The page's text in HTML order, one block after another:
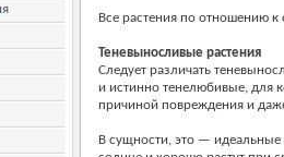
Все растения по отношению к
Теневыносливые растения
Следует различать
и истинно тенелюбивые, для
причиной повреждения и
В сущности, это — идеальные